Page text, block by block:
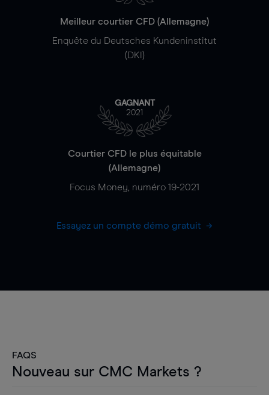
Meilleur courtier CFD (Allemagne)
Enquête du Deutsches Kundeninstitut
(DKI)
GAGNANT
2021
Courtier CFD le plus équitable
(Allemagne)
Focus Money, numéro 19-2021
Essayez un compte démo gratuit
FAQS
Nouveau sur CMC Markets ?